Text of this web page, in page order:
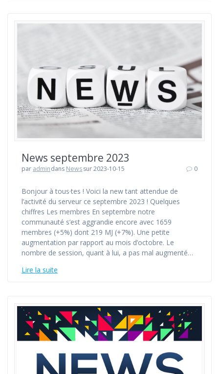
News septembre 2023
par admindans Newssur 2023-10-15 0
Bonjour à tous·tes ! Voici la new tant attendue de
l’activité du serveur ce septembre 2023 ! Quelques
chiffres Les membres En septembre notre
communauté s’est aggrandie encore avec 1659
membres (+5%) dont 219 MJ (+7%). Une petite
augmentation par rapport au mois d’octobre. Le
nombre de session, quant à lui, a pas mal augmenté…
Lire la suite